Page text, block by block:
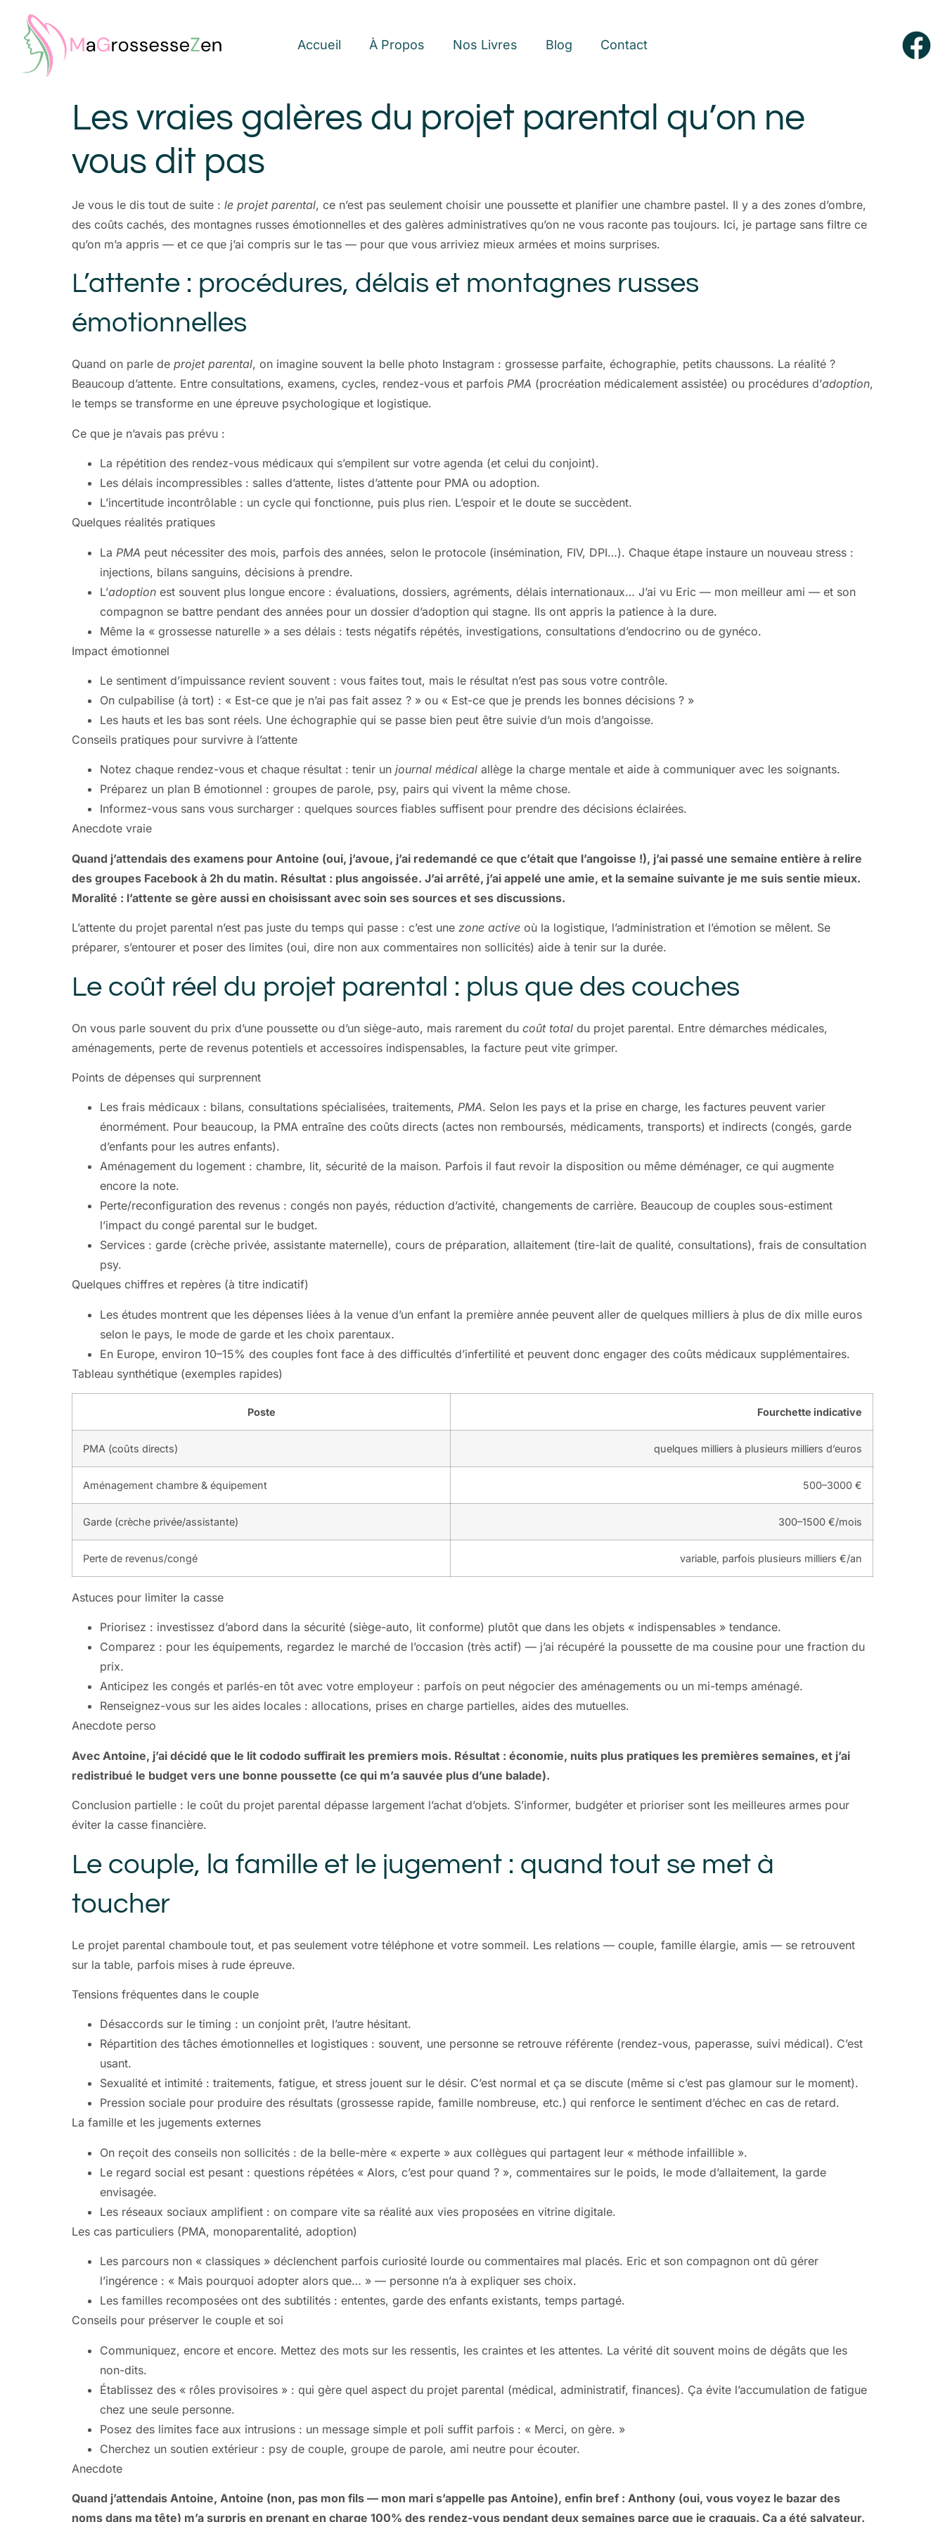
Accueil À Propos Nos Livres Blog Contact
Les vraies galères du projet parental qu’on ne
vous dit pas
Je vous le dis tout de suite : le projet parental, ce n’est pas seulement choisir une poussette et planifier une chambre pastel. Il y a des zones d’ombre,
des coûts cachés, des montagnes russes émotionnelles et des galères administratives qu’on ne vous raconte pas toujours. Ici, je partage sans filtre ce
qu’on m’a appris — et ce que j’ai compris sur le tas — pour que vous arriviez mieux armées et moins surprises.
L’attente : procédures, délais et montagnes russes
émotionnelles
Quand on parle de projet parental, on imagine souvent la belle photo Instagram : grossesse parfaite, échographie, petits chaussons. La réalité ?
Beaucoup d’attente. Entre consultations, examens, cycles, rendez-vous et parfois PMA (procréation médicalement assistée) ou procédures d’adoption,
le temps se transforme en une épreuve psychologique et logistique.
Ce que je n’avais pas prévu :
La répétition des rendez-vous médicaux qui s’empilent sur votre agenda (et celui du conjoint).
Les délais incompressibles : salles d’attente, listes d’attente pour PMA ou adoption.
L’incertitude incontrôlable : un cycle qui fonctionne, puis plus rien. L’espoir et le doute se succèdent.
Quelques réalités pratiques
La PMA peut nécessiter des mois, parfois des années, selon le protocole (insémination, FIV, DPI…). Chaque étape instaure un nouveau stress :
injections, bilans sanguins, décisions à prendre.
L’adoption est souvent plus longue encore : évaluations, dossiers, agréments, délais internationaux… J’ai vu Eric — mon meilleur ami — et son
compagnon se battre pendant des années pour un dossier d’adoption qui stagne. Ils ont appris la patience à la dure.
Même la « grossesse naturelle » a ses délais : tests négatifs répétés, investigations, consultations d’endocrino ou de gynéco.
Impact émotionnel
Le sentiment d’impuissance revient souvent : vous faites tout, mais le résultat n’est pas sous votre contrôle.
On culpabilise (à tort) : « Est-ce que je n’ai pas fait assez ? » ou « Est-ce que je prends les bonnes décisions ? »
Les hauts et les bas sont réels. Une échographie qui se passe bien peut être suivie d’un mois d’angoisse.
Conseils pratiques pour survivre à l’attente
Notez chaque rendez-vous et chaque résultat : tenir un journal médical allège la charge mentale et aide à communiquer avec les soignants.
Préparez un plan B émotionnel : groupes de parole, psy, pairs qui vivent la même chose.
Informez-vous sans vous surcharger : quelques sources fiables suffisent pour prendre des décisions éclairées.
Anecdote vraie
Quand j’attendais des examens pour Antoine (oui, j’avoue, j’ai redemandé ce que c’était que l’angoisse !), j’ai passé une semaine entière à relire
des groupes Facebook à 2h du matin. Résultat : plus angoissée. J’ai arrêté, j’ai appelé une amie, et la semaine suivante je me suis sentie mieux.
Moralité : l’attente se gère aussi en choisissant avec soin ses sources et ses discussions.
L’attente du projet parental n’est pas juste du temps qui passe : c’est une zone active où la logistique, l’administration et l’émotion se mêlent. Se
préparer, s’entourer et poser des limites (oui, dire non aux commentaires non sollicités) aide à tenir sur la durée.
Le coût réel du projet parental : plus que des couches
On vous parle souvent du prix d’une poussette ou d’un siège-auto, mais rarement du coût total du projet parental. Entre démarches médicales,
aménagements, perte de revenus potentiels et accessoires indispensables, la facture peut vite grimper.
Points de dépenses qui surprennent
Les frais médicaux : bilans, consultations spécialisées, traitements, PMA. Selon les pays et la prise en charge, les factures peuvent varier
énormément. Pour beaucoup, la PMA entraîne des coûts directs (actes non remboursés, médicaments, transports) et indirects (congés, garde
d’enfants pour les autres enfants).
Aménagement du logement : chambre, lit, sécurité de la maison. Parfois il faut revoir la disposition ou même déménager, ce qui augmente
encore la note.
Perte/reconfiguration des revenus : congés non payés, réduction d’activité, changements de carrière. Beaucoup de couples sous-estiment
l’impact du congé parental sur le budget.
Services : garde (crèche privée, assistante maternelle), cours de préparation, allaitement (tire-lait de qualité, consultations), frais de consultation
psy.
Quelques chiffres et repères (à titre indicatif)
Les études montrent que les dépenses liées à la venue d’un enfant la première année peuvent aller de quelques milliers à plus de dix mille euros
selon le pays, le mode de garde et les choix parentaux.
En Europe, environ 10–15% des couples font face à des difficultés d’infertilité et peuvent donc engager des coûts médicaux supplémentaires.
Tableau synthétique (exemples rapides)
Poste Fourchette indicative
PMA (coûts directs) quelques milliers à plusieurs milliers d’euros
Aménagement chambre & équipement 500–3000 €
Garde (crèche privée/assistante) 300–1500 €/mois
Perte de revenus/congé variable, parfois plusieurs milliers €/an
Astuces pour limiter la casse
Priorisez : investissez d’abord dans la sécurité (siège-auto, lit conforme) plutôt que dans les objets « indispensables » tendance.
Comparez : pour les équipements, regardez le marché de l’occasion (très actif) — j’ai récupéré la poussette de ma cousine pour une fraction du
prix.
Anticipez les congés et parlés-en tôt avec votre employeur : parfois on peut négocier des aménagements ou un mi-temps aménagé.
Renseignez-vous sur les aides locales : allocations, prises en charge partielles, aides des mutuelles.
Anecdote perso
Avec Antoine, j’ai décidé que le lit cododo suffirait les premiers mois. Résultat : économie, nuits plus pratiques les premières semaines, et j’ai
redistribué le budget vers une bonne poussette (ce qui m’a sauvée plus d’une balade).
Conclusion partielle : le coût du projet parental dépasse largement l’achat d’objets. S’informer, budgéter et prioriser sont les meilleures armes pour
éviter la casse financière.
Le couple, la famille et le jugement : quand tout se met à
toucher
Le projet parental chamboule tout, et pas seulement votre téléphone et votre sommeil. Les relations — couple, famille élargie, amis — se retrouvent
sur la table, parfois mises à rude épreuve.
Tensions fréquentes dans le couple
Désaccords sur le timing : un conjoint prêt, l’autre hésitant.
Répartition des tâches émotionnelles et logistiques : souvent, une personne se retrouve référente (rendez-vous, paperasse, suivi médical). C’est
usant.
Sexualité et intimité : traitements, fatigue, et stress jouent sur le désir. C’est normal et ça se discute (même si c’est pas glamour sur le moment).
Pression sociale pour produire des résultats (grossesse rapide, famille nombreuse, etc.) qui renforce le sentiment d’échec en cas de retard.
La famille et les jugements externes
On reçoit des conseils non sollicités : de la belle-mère « experte » aux collègues qui partagent leur « méthode infaillible ».
Le regard social est pesant : questions répétées « Alors, c’est pour quand ? », commentaires sur le poids, le mode d’allaitement, la garde
envisagée.
Les réseaux sociaux amplifient : on compare vite sa réalité aux vies proposées en vitrine digitale.
Les cas particuliers (PMA, monoparentalité, adoption)
Les parcours non « classiques » déclenchent parfois curiosité lourde ou commentaires mal placés. Eric et son compagnon ont dû gérer
l’ingérence : « Mais pourquoi adopter alors que… » — personne n’a à expliquer ses choix.
Les familles recomposées ont des subtilités : ententes, garde des enfants existants, temps partagé.
Conseils pour préserver le couple et soi
Communiquez, encore et encore. Mettez des mots sur les ressentis, les craintes et les attentes. La vérité dit souvent moins de dégâts que les
non-dits.
Établissez des « rôles provisoires » : qui gère quel aspect du projet parental (médical, administratif, finances). Ça évite l’accumulation de fatigue
chez une seule personne.
Posez des limites face aux intrusions : un message simple et poli suffit parfois : « Merci, on gère. »
Cherchez un soutien extérieur : psy de couple, groupe de parole, ami neutre pour écouter.
Anecdote
Quand j’attendais Antoine, Antoine (non, pas mon fils — mon mari s’appelle pas Antoine), enfin bref : Anthony (oui, vous voyez le bazar des
noms dans ma tête) m’a surpris en prenant en charge 100% des rendez-vous pendant deux semaines parce que je craquais. Ça a été salvateur.